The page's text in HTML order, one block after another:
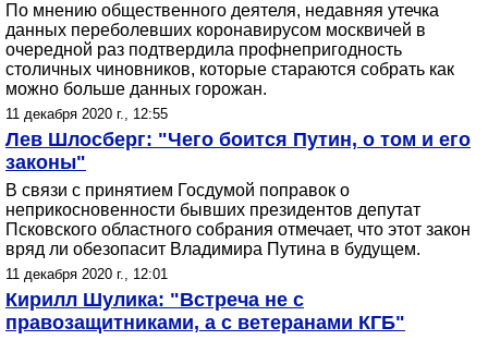
По мнению общественного деятеля, недавняя утечка
данных переболевших коронавирусом москвичей в
очередной раз подтвердила профнепригодность
столичных чиновников, которые стараются собрать как
можно больше данных горожан.
11 декабря 2020 г., 12:55
Лев Шлосберг: "Чего боится Путин, о том и его
законы"
В связи с принятием Госдумой поправок о
неприкосновенности бывших президентов депутат
Псковского областного собрания отмечает, что этот закон
вряд ли обезопасит Владимира Путина в будущем.
11 декабря 2020 г., 12:01
Кирилл Шулика: "Встреча не с
правозащитниками, а с ветеранами КГБ"